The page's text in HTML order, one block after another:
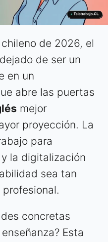
de 2026, el
de ser un
en un
abre las puertas
mejor
proyección. La
para
la digitalización
sea tan
concretas
Esta